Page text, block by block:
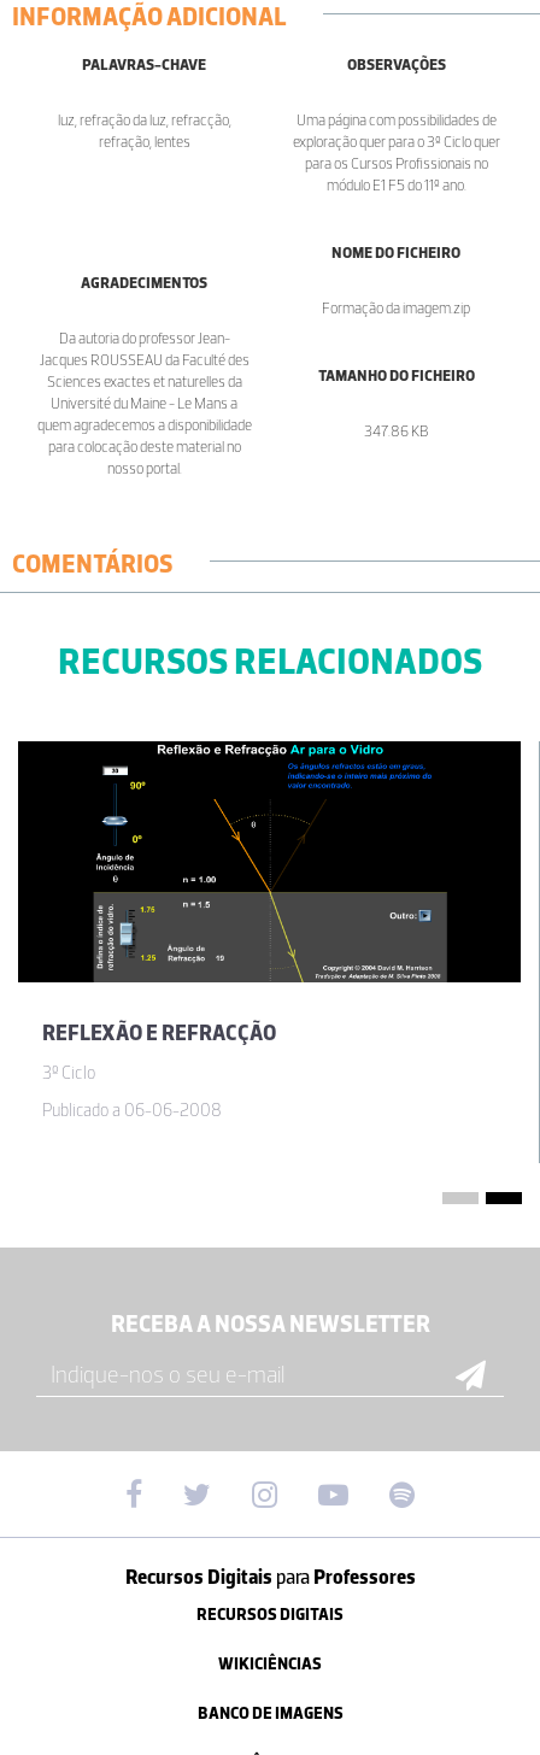
INFORMAÇÃO ADICIONAL
PALAVRAS-CHAVE
luz, refração da luz, refracção,
refração, lentes
OBSERVAÇÕES
Uma página com possibilidades de
exploração quer para o 3º Ciclo quer
para os Cursos Profissionais no
módulo E1 F5 do 11º ano.
AGRADECIMENTOS
Da autoria do professor Jean-
Jacques ROUSSEAU da Faculté des
Sciences exactes et naturelles da
Université du Maine - Le Mans a
quem agradecemos a disponibilidade
para colocação deste material no
nosso portal.
NOME DO FICHEIRO
Formação da imagem.zip
TAMANHO DO FICHEIRO
347.86 KB
COMENTÁRIOS
RECURSOS RELACIONADOS
REFLEXÃO E REFRACÇÃO
3º Ciclo
Publicado a 06-06-2008
RECEBA A NOSSA NEWSLETTER
Recursos Digitais paraProfessores
RECURSOS DIGITAIS
WIKICIÊNCIAS
BANCO DE IMAGENS